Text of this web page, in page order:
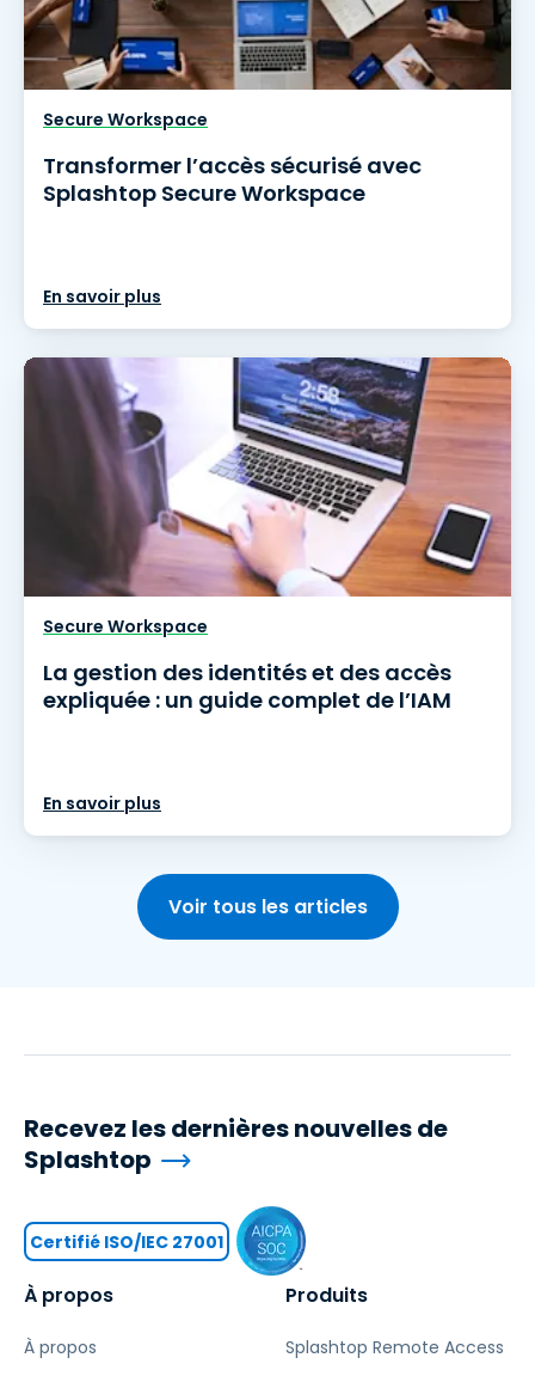
Secure Workspace
Transformer l’accès sécurisé avec
Splashtop Secure Workspace
En savoir plus
Secure Workspace
La gestion des identités et des accès
expliquée : un guide complet de l’IAM
En savoir plus
Voir tous les articles
À propos
À propos
Produits
Splashtop Remote Access
Recevez les dernières nouvelles de
Splashtop
Certifié ISO/IEC 27001